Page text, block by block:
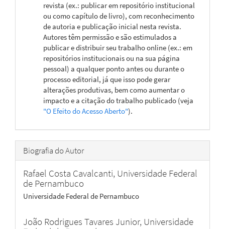
revista (ex.: publicar em repositório institucional
ou como capítulo de livro), com reconhecimento
de autoria e publicação inicial nesta revista.
Autores têm permissão e são estimulados a
publicar e distribuir seu trabalho online (ex.: em
repositórios institucionais ou na sua página
pessoal) a qualquer ponto antes ou durante o
processo editorial, já que isso pode gerar
alterações produtivas, bem como aumentar o
impacto e a citação do trabalho publicado (veja
"O Efeito do Acesso Aberto").
Biografia do Autor
Rafael Costa Cavalcanti, Universidade Federal
de Pernambuco
Universidade Federal de Pernambuco
João Rodrigues Tavares Junior, Universidade